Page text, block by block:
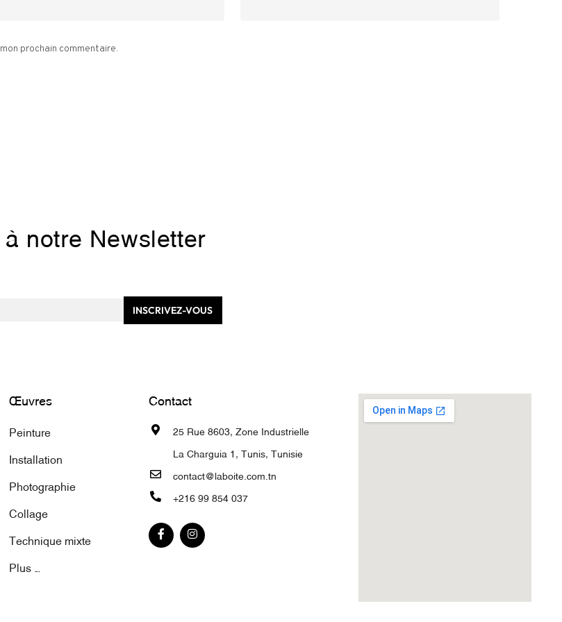
prochain commentaire.
à notre Newsletter
INSCRIVEZ-VOUS
Œuvres
Peinture
Installation
Photographie
Collage
Technique mixte
Plus ...
Contact
25 Rue 8603, Zone Industrielle
La Charguia 1, Tunis, Tunisie
contact@laboite.com.tn
+216 99 854 037